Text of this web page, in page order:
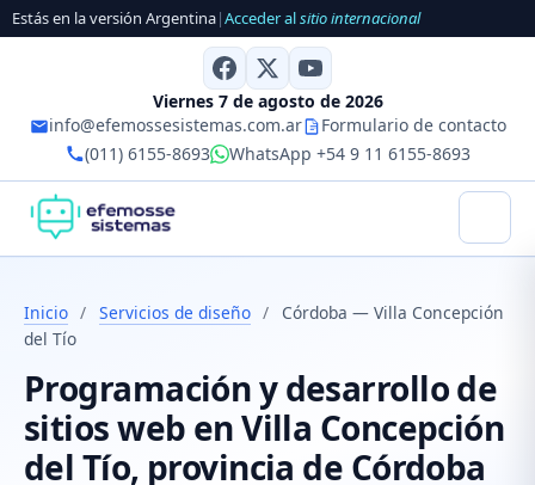
Estás en la versión Argentina|Acceder alsitio internacional
Viernes 7 de agosto de 2026
info@efemossesistemas.com.ar
Formulario de contacto
(011) 6155-8693
WhatsApp +54 9 11 6155-8693
Inicio / Servicios de diseño /
Córdoba — Villa Concepción
del Tío
Programación y desarrollo de
sitios web en Villa Concepción
del Tío, provincia de Córdoba